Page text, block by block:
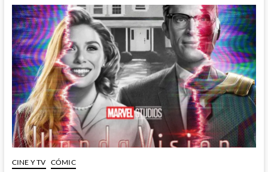
Episodio
–
1º
Parte
CINE Y TV CÓMIC